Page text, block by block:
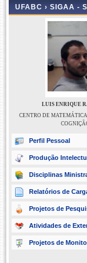
UFABC › SIGAA -
LUIS ENRIQUE
CENTRO DE
Perfil Pessoal
Produção
Disciplinas
Relatórios de
Projetos de
Atividades de
Projetos de